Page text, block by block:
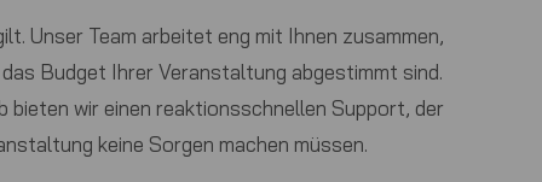
Unser Team arbeitet eng mit Ihnen zusammen,
Budget Ihrer Veranstaltung abgestimmt sind.
bieten wir einen reaktionsschnellen Support, der
keine Sorgen machen müssen.